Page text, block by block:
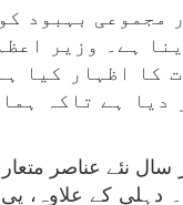
مجموعی
ہے۔ وزیر
کا اظہار کیا
ہے تاکہ
نئے عناصر